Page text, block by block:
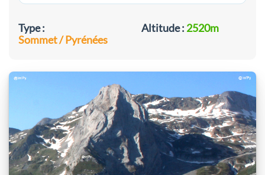
Type :
Sommet / Pyrénées
Altitude : 2520m